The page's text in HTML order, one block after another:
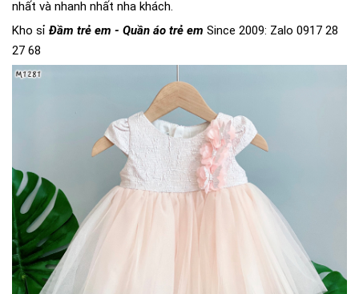
nhất và nhanh nhất nha khách.
Kho sỉ Đầm trẻ em - Quần áo trẻ em Since 2009: Zalo 0917 28
27 68